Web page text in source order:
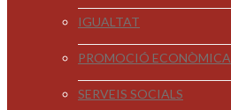
IGUALTAT
PROMOCIÓ ECONÒMICA
SERVEIS SOCIALS